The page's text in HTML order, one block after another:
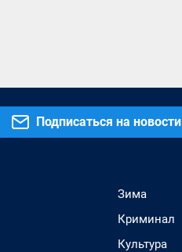
Подписаться на новости
Зима
Криминал
Культура